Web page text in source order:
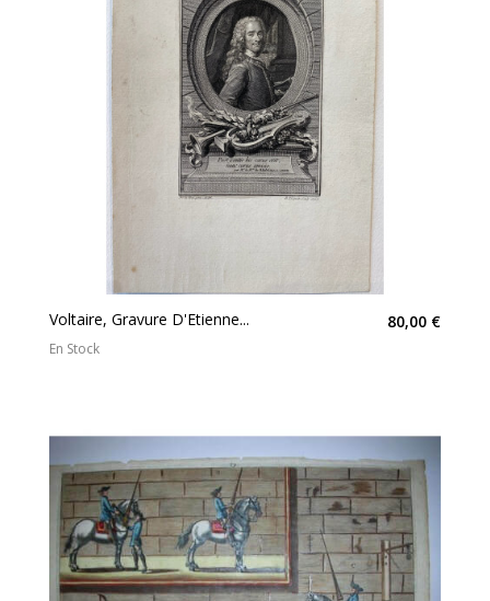
Voltaire, Gravure D'Etienne... 80,00 €
En Stock